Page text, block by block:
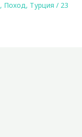
, Поход, Турция / 23